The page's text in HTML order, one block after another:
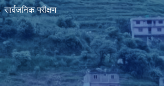
सार्वजनिक परीक्षण